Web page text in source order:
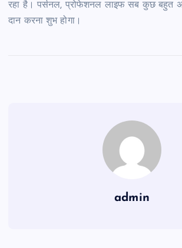
रहा है। पर्सनल, प्रोफेशनल लाइफ सब कुछ बहुत
दान करना शुभ होगा।
admin